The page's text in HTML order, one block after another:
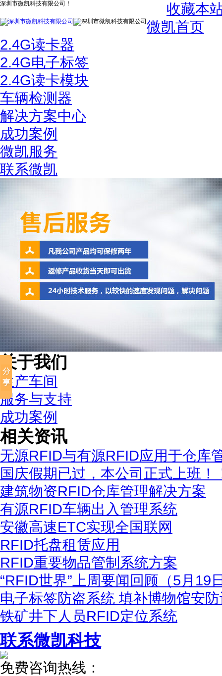
深圳市微凯科技有限公司！
收藏本
微凯首页
2.4G读卡器
2.4G电子标签
2.4G读卡模块
车辆检测器
解决方案中心
成功案例
微凯服务
联系微凯
关于我们
生产车间
服务与支持
成功案例
相关资讯
无源RFID与有源RFID应用于仓库
国庆假期已过，本公司正式上班！
建筑物资RFID仓库管理解决方案
有源RFID车辆出入管理系统
安徽高速ETC实现全国联网
RFID托盘租赁应用
RFID重要物品管制系统方案
“RFID世界”上周要闻回顾（5月19
电子标签防盗系统 填补博物馆安
铁矿井下人员RFID定位系统
联系微凯科技
免费咨询热线：